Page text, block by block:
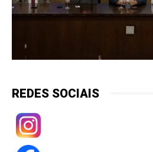
REDES SOCIAIS